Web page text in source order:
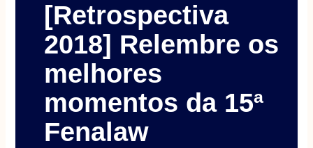
[Retrospectiva
2018] Relembre os
melhores
momentos da 15ª
Fenalaw